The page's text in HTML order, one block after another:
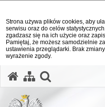
Strona używa plików cookies, aby
serwisu oraz do celów
zgadzasz się na ich użycie oraz
Pamiętaj, że możesz samodzielnie
ustawienia przeglądarki. Brak
wyrażenie zgody.